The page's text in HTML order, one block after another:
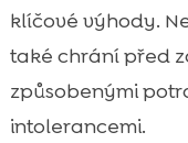
klíčové výhody.
také chrání před
způsobenými
intolerancemi.